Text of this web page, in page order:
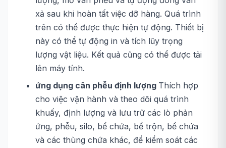
xả sau khi hoàn tất việc dỡ hàng. Quá trình
trên có thể được thực hiện tự động. Thiết bị
này có thể tự động in và tích lũy trọng
lượng vật liệu. Kết quả cũng có thể được tải
lên máy tính.
ứng dụng cân phễu định lượng Thích hợp
cho việc vận hành và theo dõi quá trình
khuấy, định lượng và lưu trữ các lò phản
ứng, phễu, silo, bể chứa, bể trộn, bể chứa
và các thùng chứa khác, để kiểm soát các